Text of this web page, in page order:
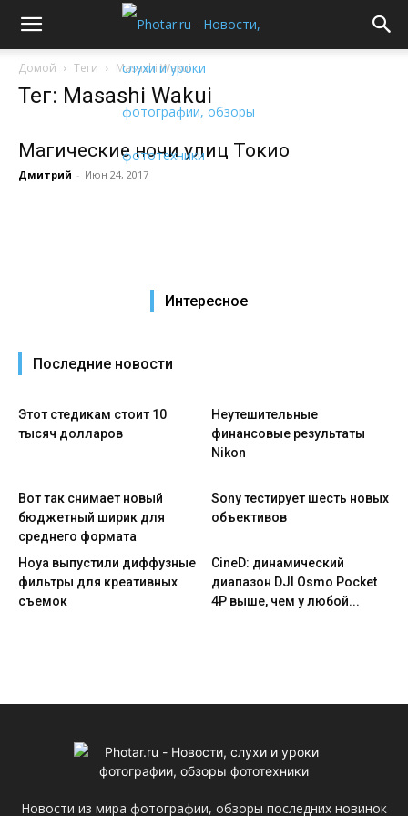
Домой Теги Masashi Wakui
Тег: Masashi Wakui
Магические ночи улиц Токио
Дмитрий - Июн 24, 2017
Интересное
Последние новости
Этот стедикам стоит 10
тысяч долларов
Неутешительные
финансовые результаты
Nikon
Вот так снимает новый
бюджетный ширик для
среднего формата
Sony тестирует шесть новых
объективов
Hoya выпустили диффузные
фильтры для креативных
съемок
CineD: динамический
диапазон DJI Osmo Pocket
4P выше, чем у любой...
Новости из мира фотографии, обзоры последних новинок